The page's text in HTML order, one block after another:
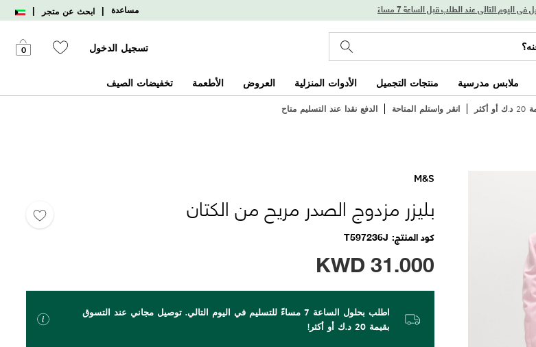
اليوم التالي عند الطلب قبل الساعة 7 مساءً مساعدة | ابحث عن متجر |
تسجيل الدخول 0
ملابس مدرسية منتجات التجميل الأدوات المنزلية العروض الأطعمة تخفيضات الصيف
انقر واستلم المتاحة الدفع نقدا عند التسليم متاح
M&S
بليزر مزدوج الصدر مريح من الكتان
كود المنتج T597236J
KWD31.000
اطلب بحلول الساعة 7 مساءً للتسليم في اليوم التالي. توصيل مجاني عند التسوق
بقيمة 20 د.ك أو أكثر!